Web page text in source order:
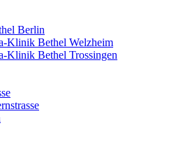
Berlin
Klinik Bethel Welzheim
Klinik Bethel Trossingen